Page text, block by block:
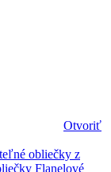
Otvoriť
obliečky z
Flanelové